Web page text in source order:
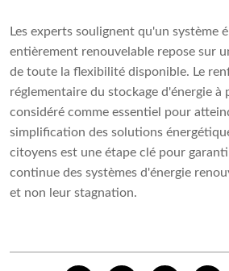
Les experts soulignent qu'un système
entièrement renouvelable repose sur
de toute la flexibilité disponible. Le
réglementaire du stockage d'énergie à
considéré comme essentiel pour
simplification des solutions
citoyens est une étape clé pour
continue des systèmes d'énergie
et non leur stagnation.